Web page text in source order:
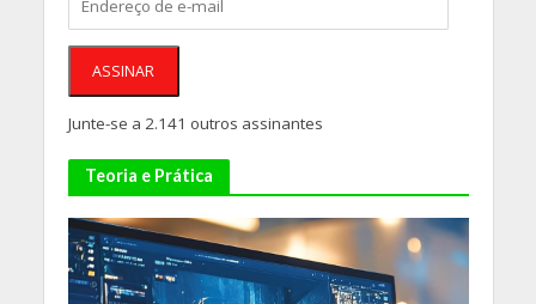
de
e-
ASSINAR
Junte-se a 2.141 outros assinantes
Teoria e Prática